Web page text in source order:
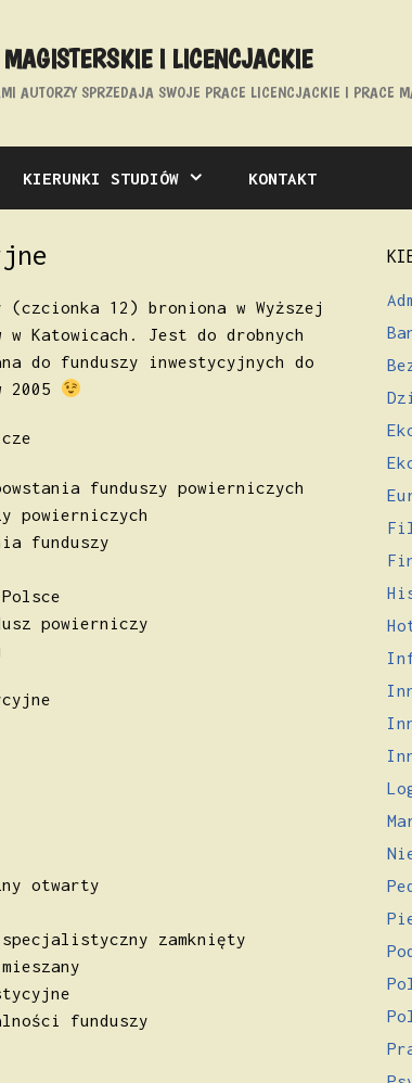
I LICENCJACKIE
AUTORZY SPRZEDAJA SWOJE PRACE LICENCJACKIE I PRACE
KIERUNKI STUDIÓW KONTAKT
12) broniona w Wyższej
w Katowicach. Jest do drobnych
do funduszy inwestycyjnych do
2005
funduszy powierniczych
powierniczych
funduszy
powierniczy
otwarty
zamknięty
funduszy